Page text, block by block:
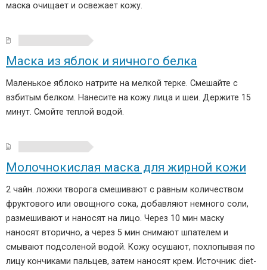
маска очищает и освежает кожу.
Маска из яблок и яичного белка
Маленькое яблоко натрите на мелкой терке. Смешайте с
взбитым белком. Нанесите на кожу лица и шеи. Держите 15
минут. Смойте теплой водой.
Молочнокислая маска для жирной кожи
2 чайн. ложки творога смешивают с равным количеством
фруктового или овощного сока, добавляют немного соли,
размешивают и наносят на лицо. Через 10 мин маску
наносят вторично, а через 5 мин снимают шпателем и
смывают подсоленой водой. Кожу осушают, похлопывая по
лицу кончиками пальцев, затем наносят крем. Источник: diet-